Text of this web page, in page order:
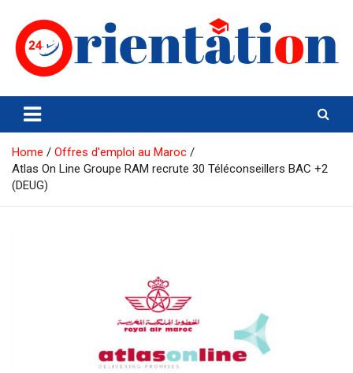
content
Orientation24
Emploi et Orientation au Maroc
Home
Offres d'emploi au Maroc
Atlas On Line Groupe RAM recrute 30 Téléconseillers BAC +2
(DEUG)